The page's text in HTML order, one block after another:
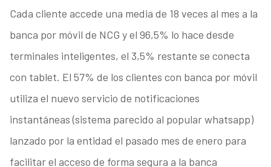
Cada cliente accede una media de 18 veces al mes a la
banca por móvil de NCG y el 96,5% lo hace desde
terminales inteligentes, el 3,5% restante se conecta
con tablet. El 57% de los clientes con banca por móvil
utiliza el nuevo servicio de notificaciones
instantáneas (sistema parecido al popular whatsapp)
lanzado por la entidad el pasado mes de enero para
facilitar el acceso de forma segura a la banca